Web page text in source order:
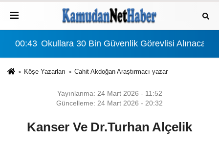
Detaylar Ve Başvuru Süreci
00:43 Okullara 30 Bin Güvenlik Görevlisi Alınacak:
Köşe Yazarları Cahit Akdoğan Araştırmacı yazar
Yayınlanma: 24 Mart 2026 - 11:52
Güncelleme: 24 Mart 2026 - 20:32
Kanser Ve Dr.Turhan Alçelik